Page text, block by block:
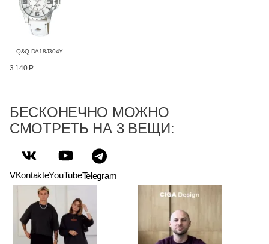
Q&Q DA18J304Y
3 140 Р
БЕСКОНЕЧНО МОЖНО
СМОТРЕТЬ НА 3 ВЕЩИ:
VKontakteYouTubeTelegram